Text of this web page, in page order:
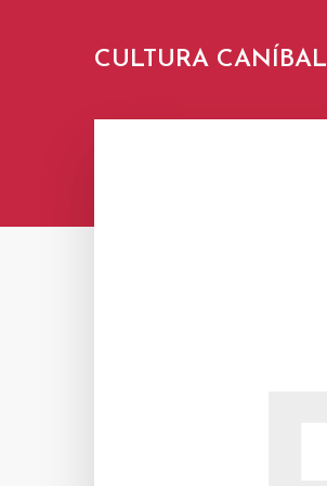
CULTURA CANÍBAL